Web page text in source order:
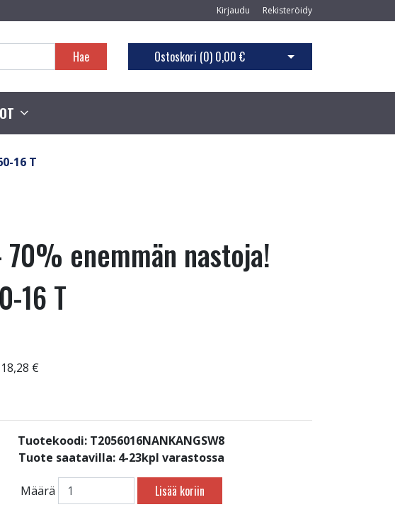
Kirjaudu Rekisteröidy
Hae Ostoskori (0) 0,00 € Avaa ostoskori
16 T
70% enemmän nastoja!
16 T
€
Tuotekoodi: T2056016NANKANGSW8
Tuote saatavilla: 4-23kpl varastossa
Määrä Lisää koriin